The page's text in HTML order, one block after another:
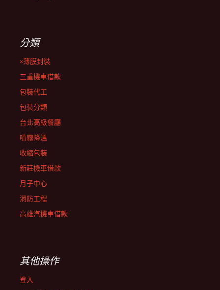
分類
×薄膜封裝
三重機車借款
包裝代工
包裝分類
台北高級餐廳
噴霧降溫
收縮包裝
新莊機車借款
月子中心
消防工程
高雄汽機車借款
其他操作
登入